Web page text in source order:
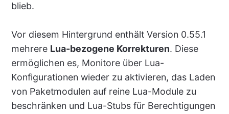
blieb.
Vor diesem Hintergrund enthält Version 0.55.1
mehrere Lua-bezogene Korrekturen. Diese
ermöglichen es, Monitore über Lua-
Konfigurationen wieder zu aktivieren, das Laden
von Paketmodulen auf reine Lua-Module zu
beschränken und Lua-Stubs für Berechtigungen